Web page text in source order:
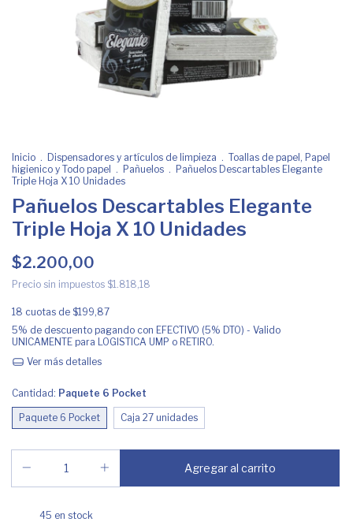
Inicio . Dispensadores y artículos de limpieza . Toallas de papel, Papel
higienico y Todo papel
. Pañuelos . Pañuelos Descartables Elegante
Triple Hoja X 10 Unidades
Pañuelos Descartables Elegante
Triple Hoja X 10 Unidades
$2.200,00
Precio sin impuestos $1.818,18
18 cuotas de $199,87
5% de descuento pagando con EFECTIVO (5% DTO) - Valido
UNICAMENTE para LOGISTICA UMP o RETIRO.
Ver más detalles
Cantidad: Paquete 6 Pocket
Paquete 6 Pocket Caja 27 unidades
45 en stock